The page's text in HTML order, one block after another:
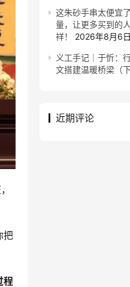
把
程
这朱砂手串太便宜
量，让更多买到的
祥！
2026年8月6日
义工手记｜于忻：
文搭建温暖桥梁（下
近期评论